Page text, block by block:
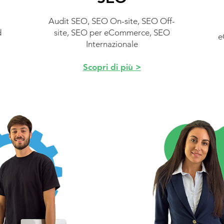
Audit SEO, SEO On-site, SEO Off-
site, SEO per eCommerce, SEO
Internazionale
Scopri di più >